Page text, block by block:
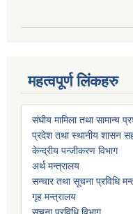
महत्वपूर्ण लिंकहरु
संघीय मामिला तथा सामान्य
प्रदेश तथा स्थानीय शासन
केन्द्रीय पन्जीकरण विभाग
अर्थ मन्त्रालय
सन्चार तथा सूचना प्रविधि
गृह मन्त्रालय
सूचना प्रविधि विभाग